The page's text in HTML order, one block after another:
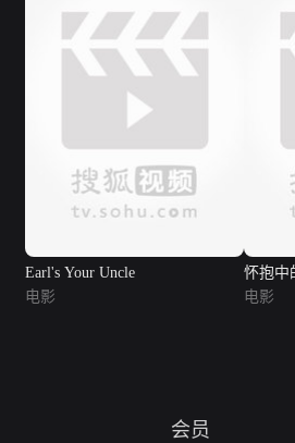
Earl's Your Uncle
电影
怀抱中
电影
会员